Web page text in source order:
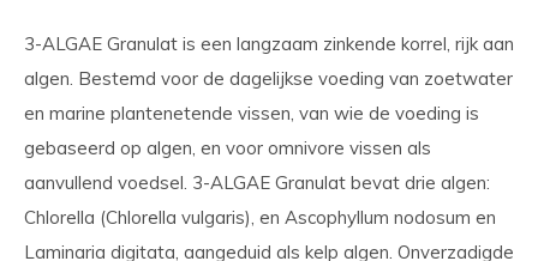
3-ALGAE Granulat is een langzaam zinkende korrel, rijk aan
algen. Bestemd voor de dagelijkse voeding van zoetwater
en marine plantenetende vissen, van wie de voeding is
gebaseerd op algen, en voor omnivore vissen als
aanvullend voedsel. 3-ALGAE Granulat bevat drie algen:
Chlorella (Chlorella vulgaris), en Ascophyllum nodosum en
Laminaria digitata, aangeduid als kelp algen. Onverzadigde